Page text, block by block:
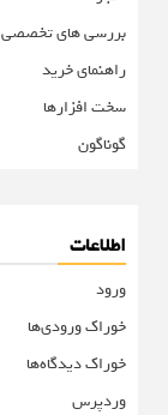
بررسی های تخصصی
راهنمای خرید
سخت افزارها
گوناگون
اطلاعات
ورود
خوراک ورودی‌ها
خوراک دیدگاه‌ها
وردپرس